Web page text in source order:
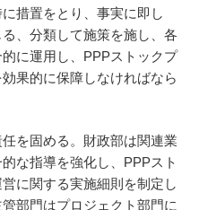
措置をとり、事実に即し
、分類して施策を施し、各
に運用し、PPPストックプ
果的に保障しなければなら
任を固める。財政部は関連業
な指導を強化し、PPPスト
に関する実施細則を制定し
部門はプロジェクト部門に